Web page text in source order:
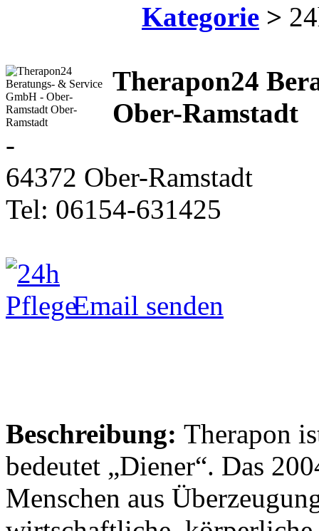
Kategorie >
Therapon24
Ober-Ramstadt
-
64372 Ober-Ramstadt
Tel: 06154-631425
Email senden
Beschreibung: Therapon
bedeutet „Diener“. Das
Menschen aus